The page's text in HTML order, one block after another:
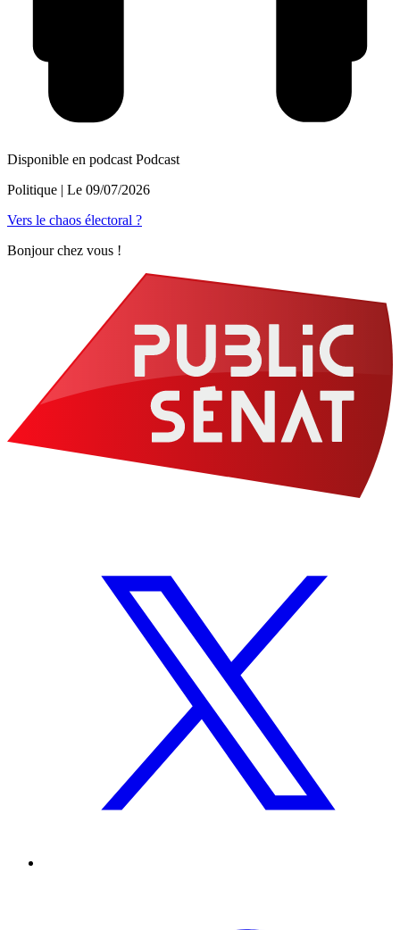
Disponible en podcast Podcast
Politique | Le 09/07/2026
Vers le chaos électoral ?
Bonjour chez vous !